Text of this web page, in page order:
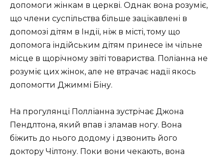
допомоги жінкам в церкві. Однак вона розуміє,
що члени суспільства більше зацікавлені в
допомозі дітям в Індії, ніж в місті, тому що
допомога індійським дітям принесе їм чільне
місце в щорічному звіті товариства. Поліанна не
розуміє цих жінок, але не втрачає надії якось
допомогти Джиммі Біну.
На прогулянці Полліанна зустрічає Джона
Пендлтона, який впав і зламав ногу. Вона
біжить до нього додому і дзвонить його
доктору Чілтону. Поки вони чекають, вона